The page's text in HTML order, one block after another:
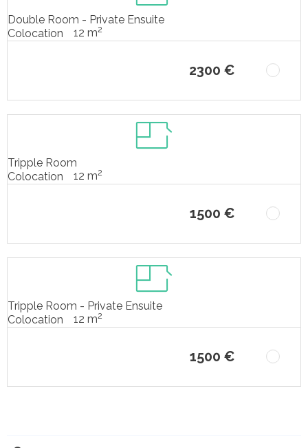
Double Room - Private Ensuite
Colocation
12 m2
2300 €
Tripple Room
Colocation
12 m2
1500 €
Tripple Room - Private Ensuite
Colocation
12 m2
1500 €